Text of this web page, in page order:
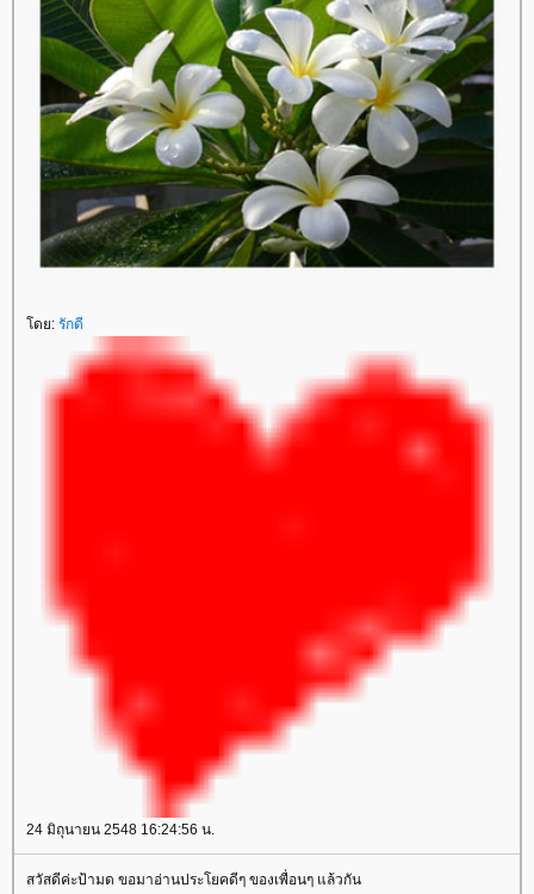
ดย: รักดี
24 มิถุนายน 2548 16:24:56 น.
สวัสดีค่ะป้ามด ขอมาอ่านประโยคดีๆ ของเพื่อนๆ แล้วกัน